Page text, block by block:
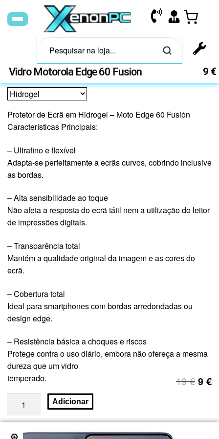
Vidro Motorola Edge 60 Fusion 9 €
Protetor de Ecrã em Hidrogel – Moto Edge 60 Fusión
Características Principais:
– Ultrafino e flexível
Adapta-se perfeitamente a ecrãs curvos, cobrindo inclusive
as bordas.
– Alta sensibilidade ao toque
Não afeta a resposta do ecrã tátil nem a utilização do leitor
de impressões digitais.
– Transparência total
Mantém a qualidade original da imagem e as cores do
ecrã.
– Cobertura total
Ideal para smartphones com bordas arredondadas ou
design edge.
– Resistência básica a choques e riscos
Protege contra o uso diário, embora não ofereça a mesma
dureza que um vidro
temperado.
19€ 9 €
Adicionar